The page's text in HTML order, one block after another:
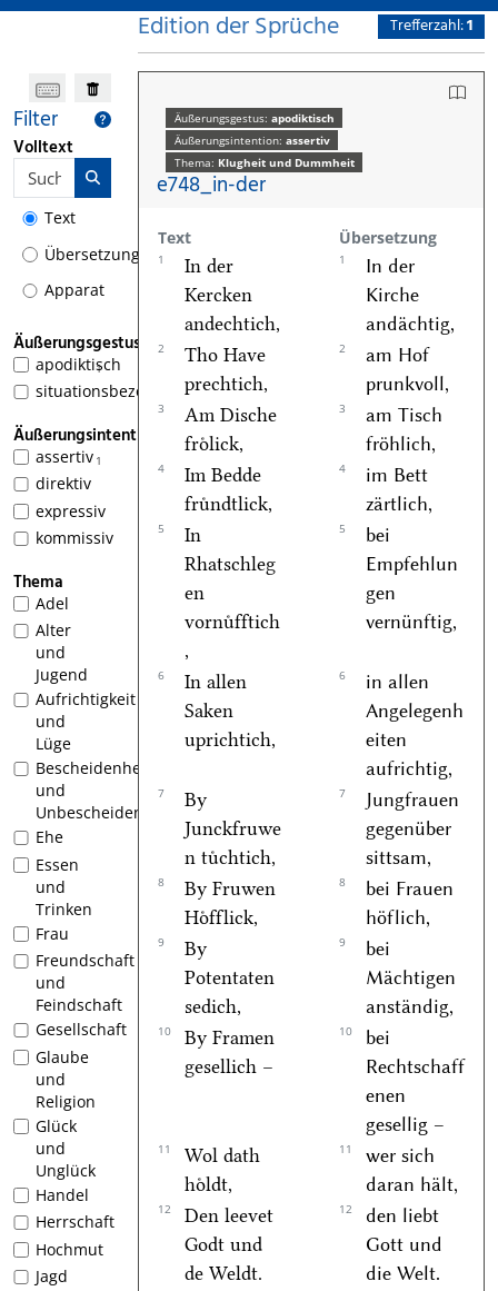
Filter
Volltext
Text
Übersetzung
Apparat
Äußerungsgestus
1
apodiktisch
situationsbezogen
Äußerungsintention
1
assertiv
direktiv
expressiv
kommissiv
Thema
Adel
Alter
und
Jugend
Aufrichtigkeit
und
Lüge
Bescheidenheit
und
Unbescheidenheit
Ehe
Essen
und
Trinken
Frau
Freundschaft
und
Feindschaft
Gesellschaft
Glaube
und
Religion
Glück
und
Unglück
Handel
Herrschaft
Hochmut
Jagd
Edition der Sprüche Trefferzahl:1
Äußerungsgestus: apodiktisch
Äußerungsintention: assertiv
Thema: Klugheit und Dummheit
e748_in-der
Text Übersetzung
1
In der
Kercken
andechtich,
1
In der
Kirche
andächtig,
2
Tho Have
prechtich,
2
am Hof
prunkvoll,
3
Am Dische
froͤlick,
3
am Tisch
fröhlich,
4
Im Bedde
fruͤndtlick,
4
im Bett
zärtlich,
5
In
Rhatschleg
en
vornuͤfftich
,
5
bei
Empfehlun
gen
vernünftig,
6
In allen
Saken
uprichtich,
6
in allen
Angelegenh
eiten
aufrichtig,
7
By
Junckfruwe
n tuͤchtich,
7
Jungfrauen
gegenüber
sittsam,
8
By Fruwen
Hoͤfflick,
8
bei Frauen
höflich,
9
By
Potentaten
sedich,
9
bei
Mächtigen
anständig,
10
By Framen
gesellich –
10
bei
Rechtschaff
enen
gesellig –
11
Wol dath
hoͤldt,
11
wer sich
daran hält,
12
Den leevet
Godt und
de Weldt.
12
den liebt
Gott und
die Welt.